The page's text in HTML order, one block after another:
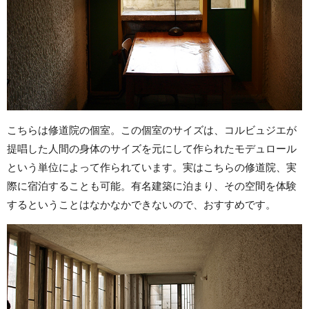
こちらは修道院の個室。この個室のサイズは、コルビュジエが
提唱した人間の身体のサイズを元にして作られたモデュロール
という単位によって作られています。実はこちらの修道院、実
際に宿泊することも可能。有名建築に泊まり、その空間を体験
するということはなかなかできないので、おすすめです。